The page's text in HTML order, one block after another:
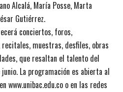
Alcalá, María Posse, Marta
Gutiérrez.
conciertos, foros,
muestras, desfiles, obras
que resaltan el talento del
La programación es abierta al
www.unibac.edu.co o en las redes